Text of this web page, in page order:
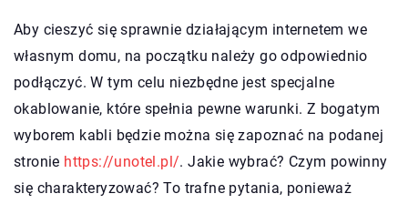
Aby cieszyć się sprawnie działającym internetem we
własnym domu, na początku należy go odpowiednio
podłączyć. W tym celu niezbędne jest specjalne
okablowanie, które spełnia pewne warunki. Z bogatym
wyborem kabli będzie można się zapoznać na podanej
stronie https://unotel.pl/. Jakie wybrać? Czym powinny
się charakteryzować? To trafne pytania, ponieważ